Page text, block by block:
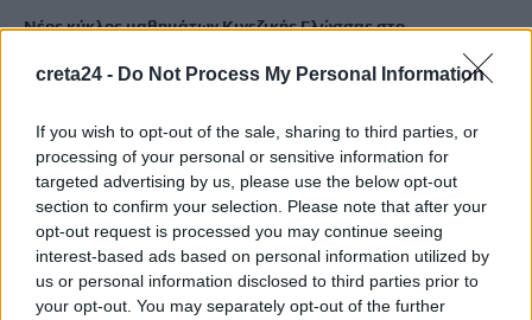
creta24 - Do Not Process My Personal Information
If you wish to opt-out of the sale, sharing to third parties, or
processing of your personal or sensitive information for
targeted advertising by us, please use the below opt-out
section to confirm your selection. Please note that after your
opt-out request is processed you may continue seeing
interest-based ads based on personal information utilized by
us or personal information disclosed to third parties prior to
your opt-out. You may separately opt-out of the further
Νέος κύκλος μαθημάτων Κινεζικής Γλώσσας στο
Πανεπιστήμιο Κρήτης για το ακαδημαϊκό έτος 2026-2027
8 Αυγούστου, 2026
Άνοια: Ποια είναι τα επαγγέλματα που προστατεύουν τον
εγκέφαλο
8 Αυγούστου, 2026
Επίδομα €391 από τον ΟΠΕΚΑ, χωρίς εισοδηματικά κριτήρια:
Η προϋπόθεση